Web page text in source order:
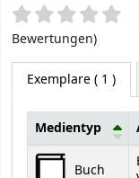
Bewertungen)
Exemplare( 1 )
Exemplare
Medientyp
Buch